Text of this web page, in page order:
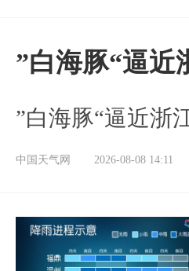
”白海豚“逼
​”白海豚“逼近浙
中国天气网 2026-08-08 14:11